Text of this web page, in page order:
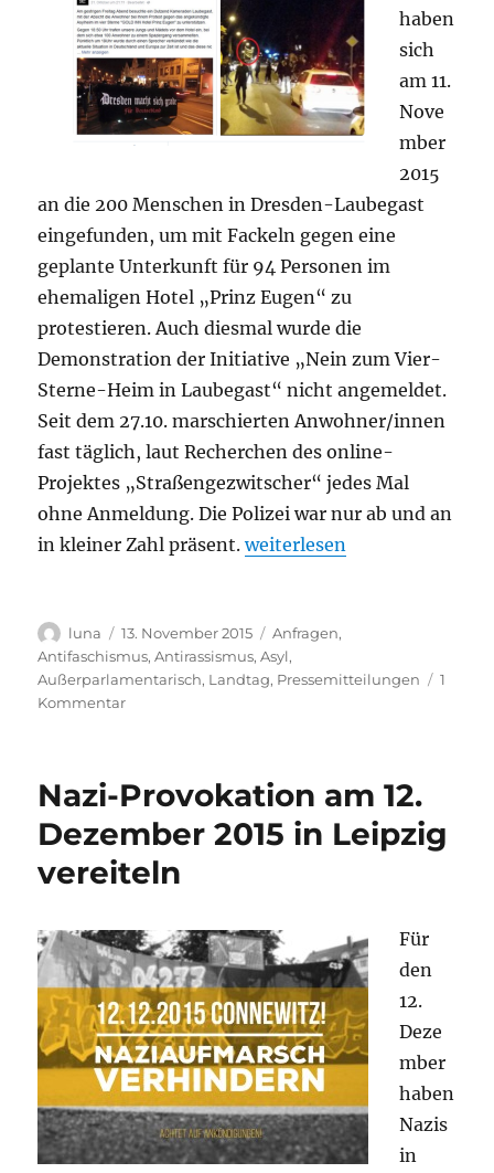
haben
sich
am 11.
Nove
mber
2015
an die 200 Menschen in Dresden-Laubegast
eingefunden, um mit Fackeln gegen eine
geplante Unterkunft für 94 Personen im
ehemaligen Hotel „Prinz Eugen“ zu
protestieren. Auch diesmal wurde die
Demonstration der Initiative „Nein zum Vier-
Sterne-Heim in Laubegast“ nicht angemeldet.
Seit dem 27.10. marschierten Anwohner/innen
fast täglich, laut Recherchen des online-
Projektes „Straßengezwitscher“ jedes Mal
ohne Anmeldung. Die Polizei war nur ab und an
in kleiner Zahl präsent.„Gilt Versammlungsgesetz
weiterlesen
Autor
luna
Veröffentlicht
am
13. November 2015 Kategorien
Anfragen,
Antifaschismus,Antirassismus,Asyl,
Außerparlamentarisch, Landtag, Pressemitteilungen
1
Kommentarzu
rassistische
in
Sachsen
nicht
Zweierlei
Maß
offenkundig
Nazi-Provokation am 12.
Dezember 2015 in Leipzig
vereiteln
Für
den
12.
Deze
mber
haben
Nazis
in